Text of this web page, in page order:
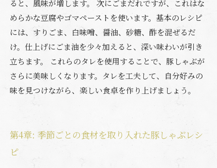
ると、風味が増します。 次にごまだれですが、これはな
めらかな豆腐やゴマペーストを使います。基本のレシピ
には、すりごま、白味噌、醤油、砂糖、酢を混ぜるだ
け。仕上げにごま油を少々加えると、深い味わいが引き
立ちます。 これらのタレを使用することで、豚しゃぶが
さらに美味しくなります。タレを工夫して、自分好みの
味を見つけながら、楽しい食卓を作り上げましょう。
第4章: 季節ごとの食材を取り入れた豚しゃぶレシ
ピ